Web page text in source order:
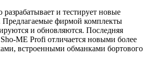
и тестирует новые
Предлагаемые фирмой комплекты
и обновляются. Последняя
ME Profi отличается новыми более
встроенными обманками бортового